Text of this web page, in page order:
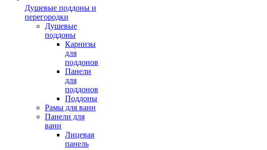
Душевые поддоны и
перегородки
Душевые
поддоны
Карнизы
для
поддонов
Панели
для
поддонов
Поддоны
Рамы для ванн
Панели для
ванн
Лицевая
панель